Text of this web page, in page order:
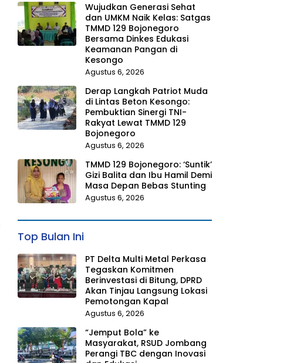
Wujudkan Generasi Sehat
dan UMKM Naik Kelas: Satgas
TMMD 129 Bojonegoro
Bersama Dinkes Edukasi
Keamanan Pangan di
Kesongo
Agustus 6, 2026
Derap Langkah Patriot Muda
di Lintas Beton Kesongo:
Pembuktian Sinergi TNI-
Rakyat Lewat TMMD 129
Bojonegoro
Agustus 6, 2026
TMMD 129 Bojonegoro: ‘Suntik’
Gizi Balita dan Ibu Hamil Demi
Masa Depan Bebas Stunting
Agustus 6, 2026
Top Bulan Ini
PT Delta Multi Metal Perkasa
Tegaskan Komitmen
Berinvestasi di Bitung, DPRD
Akan Tinjau Langsung Lokasi
Pemotongan Kapal
Agustus 6, 2026
“Jemput Bola” ke
Masyarakat, RSUD Jombang
Perangi TBC dengan Inovasi